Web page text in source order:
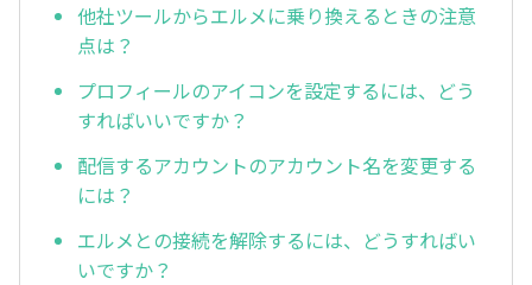
他社ツールからエルメに乗り換えるときの注意
点は？
プロフィールのアイコンを設定するには、どう
すればいいですか？
配信するアカウントのアカウント名を変更する
には？
エルメとの接続を解除するには、どうすればい
いですか？